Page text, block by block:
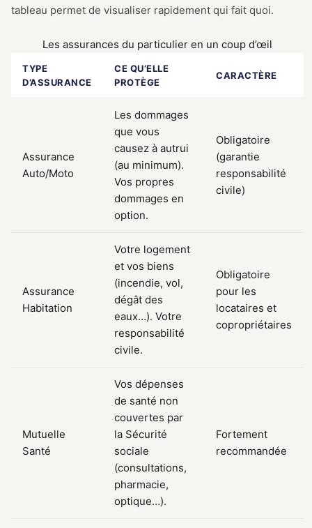
tableau permet de visualiser rapidement qui fait quoi.
Les assurances du particulier en un coup d’œil
TYPE
D’ASSURANCE
CE QU’ELLE
PROTÈGE
CARACTÈRE
Assurance
Auto/Moto
Les dommages
que vous
causez à autrui
(au minimum).
Vos propres
dommages en
option.
Obligatoire
(garantie
responsabilité
civile)
Assurance
Habitation
Votre logement
et vos biens
(incendie, vol,
dégât des
eaux…). Votre
responsabilité
civile.
Obligatoire
pour les
locataires et
copropriétaires
Mutuelle
Santé
Vos dépenses
de santé non
couvertes par
la Sécurité
sociale
(consultations,
pharmacie,
optique…).
Fortement
recommandée